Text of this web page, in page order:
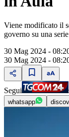
Viene modificato il
governo su una
30 Mag 2024 -
30 Mag 2024 -
Segui
whatsapp